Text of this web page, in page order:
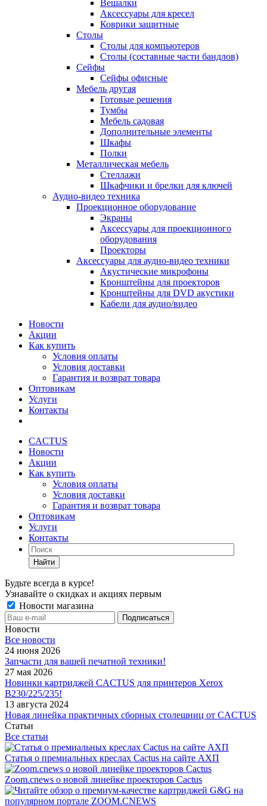
Вешалки
Аксессуары для кресел
Коврики защитные
Столы
Столы для компьютеров
Столы (составные части бандлов)
Сейфы
Сейфы офисные
Мебель другая
Готовые решения
Тумбы
Мебель садовая
Дополнительные элементы
Шкафы
Полки
Металлическая мебель
Стеллажи
Шкафчики и брелки для ключей
Аудио-видео техника
Проекционное оборудование
Экраны
Аксессуары для проекционного
оборудования
Проекторы
Аксессуары для аудио-видео техники
Акустические микрофоны
Кронштейны для проекторов
Кронштейны для DVD акустики
Кабели для аудио/видео
Новости
Акции
Как купить
Условия оплаты
Условия доставки
Гарантия и возврат товара
Оптовикам
Услуги
Контакты
CACTUS
Новости
Акции
Как купить
Условия оплаты
Условия доставки
Гарантия и возврат товара
Оптовикам
Услуги
Контакты
Найти
Будьте всегда в курсе!
Узнавайте о скидках и акциях первым
Новости магазина
Новости
Все новости
24 июня 2026
Запчасти для вашей печатной техники!
27 мая 2026
Новинки картриджей CACTUS для принтеров Xerox
B230/225/235!
13 августа 2024
Новая линейка практичных сборных столешниц от CACTUS
Статьи
Все статьи
Статья о премиальных креслах Cactus на сайте АХП
Zoom.cnews о новой линейке проекторов Cactus